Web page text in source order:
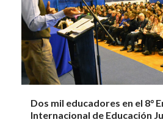
Dos mil educadores en el 8°
Internacional de Educación